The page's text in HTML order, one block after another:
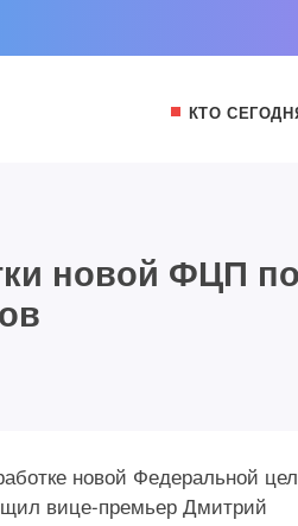
КТО
новой ФЦП
новой Федеральной
вице-премьер Дмитрий